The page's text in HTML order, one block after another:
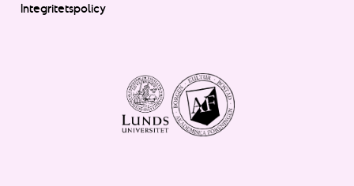
Integritetspolicy